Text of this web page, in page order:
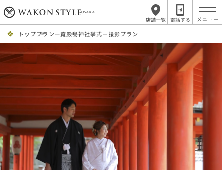
OSAKA
店舗一覧 電話する
トッププラン一覧嚴島神社挙式＋撮影プラン